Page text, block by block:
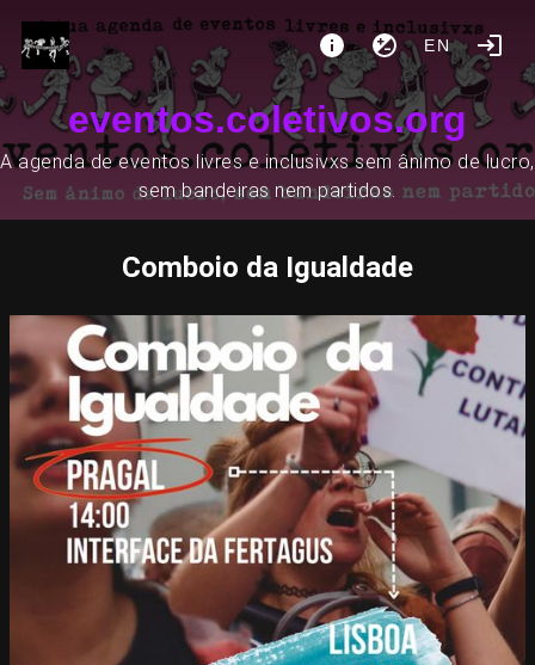
EN
eventos.coletivos.org
A agenda de eventos livres e inclusivxs sem ânimo de lucro,
sem bandeiras nem partidos.
Comboio da Igualdade